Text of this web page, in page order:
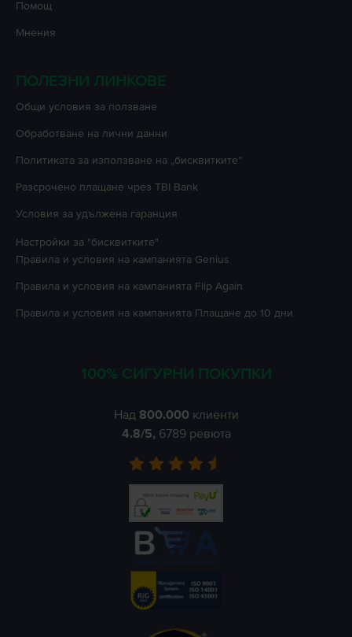
Помощ
Мнения
ПОЛЕЗНИ ЛИНКОВЕ
Oбщи условия за ползване
Oбработване на лични данни
Политиката за използване на „бисквитките”
Разсрочено плащане чрез TBI Bank
Условия за удължена гаранция
Настройки за "бисквитките"
Правила и условия на кампанията Genius
Правила и условия на кампанията Flip Again
Правила и условия на кампанията Плащане до 10 дни
100% СИГУРНИ ПОКУПКИ
Над 800.000 клиенти
4.8/5, 6789 ревюта